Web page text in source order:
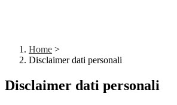
Home >
Disclaimer dati personali
Disclaimer dati personali